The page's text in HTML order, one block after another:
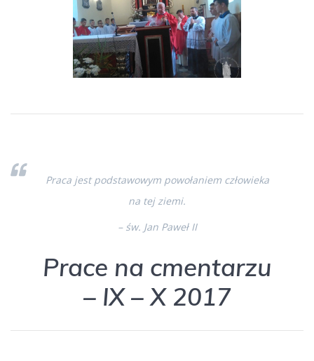
Praca jest podstawowym powołaniem człowieka
na tej ziemi.
– św. Jan Paweł II
Prace na cmentarzu
– IX – X 2017